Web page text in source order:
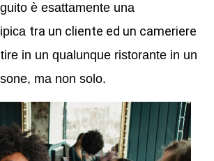
è esattamente una
tra un cliente ed un cameriere
in un qualunque ristorante in un
ma non solo.